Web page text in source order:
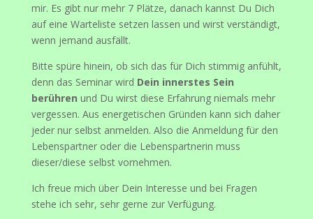
mir. Es gibt nur mehr 7 Plätze, danach kannst Du Dich
auf eine Warteliste setzen lassen und wirst verständigt,
wenn jemand ausfällt.
Bitte spüre hinein, ob sich das für Dich stimmig anfühlt,
denn das Seminar wird Dein innerstes Sein
berühren und Du wirst diese Erfahrung niemals mehr
vergessen. Aus energetischen Gründen kann sich daher
jeder nur selbst anmelden. Also die Anmeldung für den
Lebenspartner oder die Lebenspartnerin muss
dieser/diese selbst vornehmen.
Ich freue mich über Dein Interesse und bei Fragen
stehe ich sehr, sehr gerne zur Verfügung.